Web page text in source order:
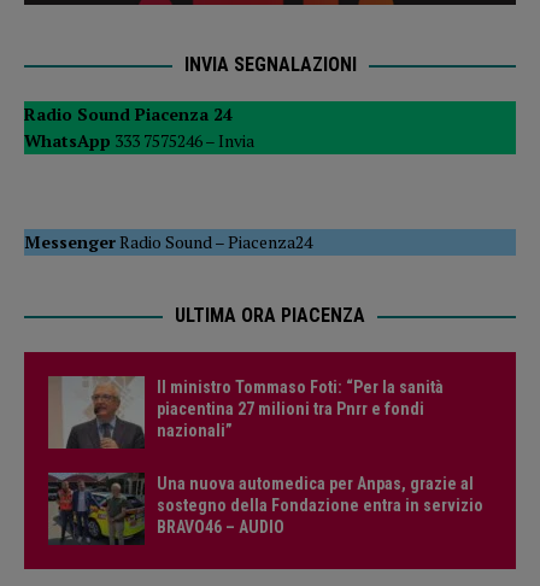
INVIA SEGNALAZIONI
Radio Sound Piacenza 24
WhatsApp 333 7575246 – Invia
MessengerRadio Sound–Piacenza24
ULTIMA ORA PIACENZA
Il ministro Tommaso Foti: “Per la sanità
piacentina 27 milioni tra Pnrr e fondi
nazionali”
Una nuova automedica per Anpas, grazie al
sostegno della Fondazione entra in servizio
BRAVO46 – AUDIO